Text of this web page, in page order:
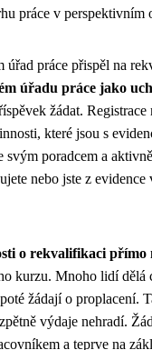
práce v perspektivním
úřad práce přispěl na
úřadu práce jako
žádat. Registrace
které jsou s
svým poradcem a
nebo jste z evidence
o rekvalifikaci přímo
kurzu. Mnoho lidí dělá
žádají o proplacení.
výdaje nehradí.
a teprve na